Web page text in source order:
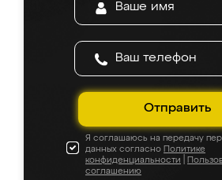
Отправить
Я соглашаюсь на передачу
данных согласно Политике
конфиденциальности
соглашению